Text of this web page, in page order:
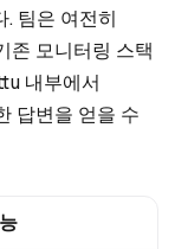
팀은 여전히
존 모니터링 스택
내부에서
답변을 얻을 수